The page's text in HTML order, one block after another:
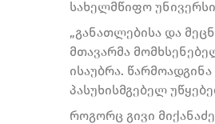
სახელმწიფო
„განათლებისა და
მთავარმა
ისაუბრა.
პასუხისმგებელ
როგორც გივი